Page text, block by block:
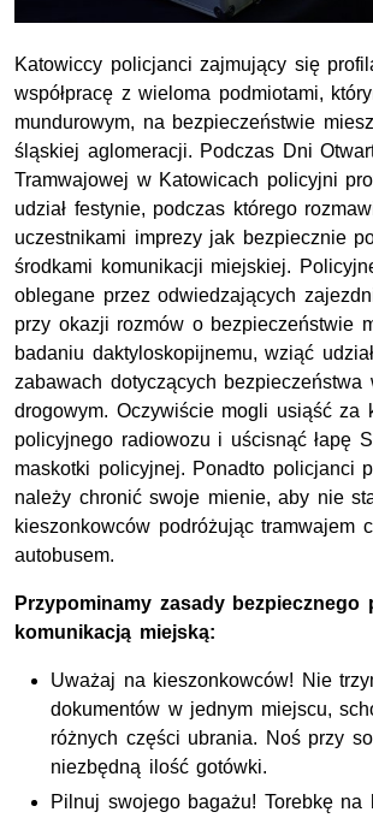
Katowiccy policjanci zajmujący się
współpracę z wieloma podmiotami,
mundurowym, na bezpieczeństwie
śląskiej aglomeracji. Podczas Dni
Tramwajowej w Katowicach policyjni
udział festynie, podczas którego
uczestnikami imprezy jak bezpiecznie
środkami komunikacji miejskiej.
oblegane przez odwiedzających
przy okazji rozmów o bezpieczeństwie
badaniu daktyloskopijnemu, wziąć
zabawach dotyczących bezpieczeństwa
drogowym. Oczywiście mogli usiąść za
policyjnego radiowozu i uścisnąć łapę
maskotki policyjnej. Ponadto policjanci
należy chronić swoje mienie, aby nie
kieszonkowców podróżując tramwajem
autobusem.
Przypominamy zasady bezpiecznego
komunikacją miejską:
Uważaj na kieszonkowców! Nie
dokumentów w jednym miejscu,
różnych części ubrania. Noś przy
niezbędną ilość gotówki.
Pilnuj swojego bagażu! Torebkę na